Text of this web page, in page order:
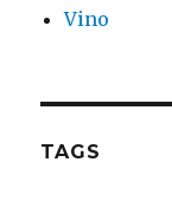
Vino
TAGS